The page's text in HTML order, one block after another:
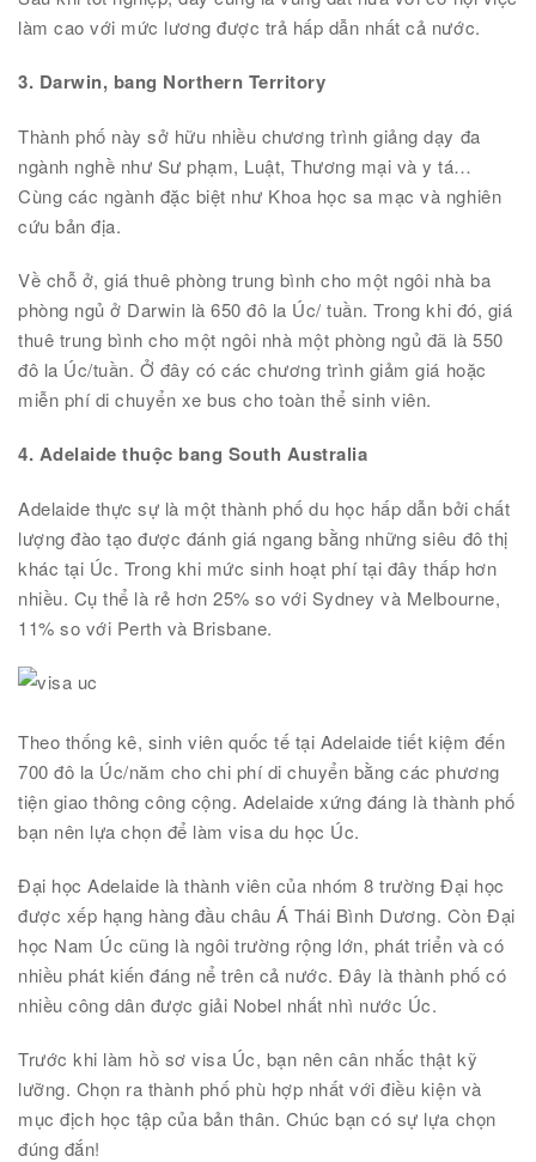
làm cao với mức lương được trả hấp dẫn nhất cả nước.
3. Darwin, bang Northern Territory
Thành phố này sở hữu nhiều chương trình giảng dạy đa
ngành nghề như Sư phạm, Luật, Thương mại và y tá…
Cùng các ngành đặc biệt như Khoa học sa mạc và nghiên
cứu bản địa.
Về chỗ ở, giá thuê phòng trung bình cho một ngôi nhà ba
phòng ngủ ở Darwin là 650 đô la Úc/ tuần. Trong khi đó, giá
thuê trung bình cho một ngôi nhà một phòng ngủ đã là 550
đô la Úc/tuần. Ở đây có các chương trình giảm giá hoặc
miễn phí di chuyển xe bus cho toàn thể sinh viên.
4. Adelaide thuộc bang South Australia
Adelaide thực sự là một thành phố du học hấp dẫn bởi chất
lượng đào tạo được đánh giá ngang bằng những siêu đô thị
khác tại Úc. Trong khi mức sinh hoạt phí tại đây thấp hơn
nhiều. Cụ thể là rẻ hơn 25% so với Sydney và Melbourne,
11% so với Perth và Brisbane.
Theo thống kê, sinh viên quốc tế tại Adelaide tiết kiệm đến
700 đô la Úc/năm cho chi phí di chuyển bằng các phương
tiện giao thông công cộng. Adelaide xứng đáng là thành phố
bạn nên lựa chọn để làm visa du học Úc.
Đại học Adelaide là thành viên của nhóm 8 trường Đại học
được xếp hạng hàng đầu châu Á Thái Bình Dương. Còn Đại
học Nam Úc cũng là ngôi trường rộng lớn, phát triển và có
nhiều phát kiến đáng nể trên cả nước. Đây là thành phố có
nhiều công dân được giải Nobel nhất nhì nước Úc.
Trước khi làm hồ sơ visa Úc, bạn nên cân nhắc thật kỹ
lưỡng. Chọn ra thành phố phù hợp nhất với điều kiện và
mục địch học tập của bản thân. Chúc bạn có sự lựa chọn
đúng đắn!